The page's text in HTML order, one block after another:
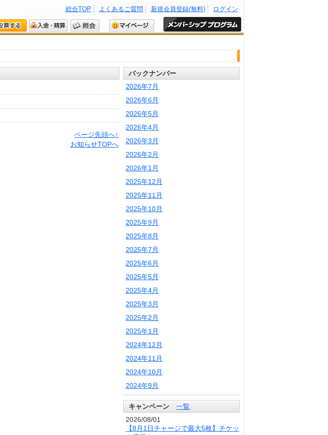
ログイン
新規会員登録(無料)
よくあるご質問
総合TOP
ページ先頭へ↑
お知らせTOPへ
バックナンバー
2026年7月
2026年6月
2026年5月
2026年4月
2026年3月
2026年2月
2026年1月
2025年12月
2025年11月
2025年10月
2025年9月
2025年8月
2025年7月
2025年6月
2025年5月
2025年4月
2025年3月
2025年2月
2025年1月
2024年12月
2024年11月
2024年10月
2024年9月
キャンペーン
一覧
2026/08/01
【8月1日チャージで最大5枚】チケッ